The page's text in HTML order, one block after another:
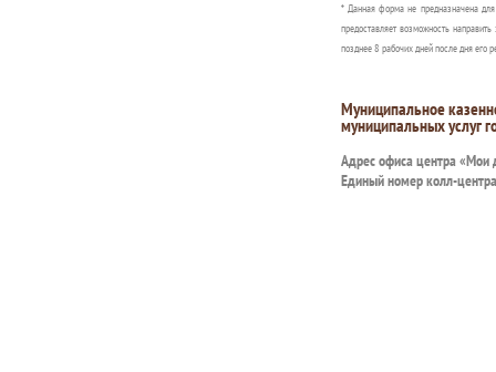
* Данная форма не предназначена
предоставляет возможность
позднее 8 рабочих дней после дня его
Муниципальное
муниципальных услуг
Адрес офиса центра «Мои
Единый номер колл-